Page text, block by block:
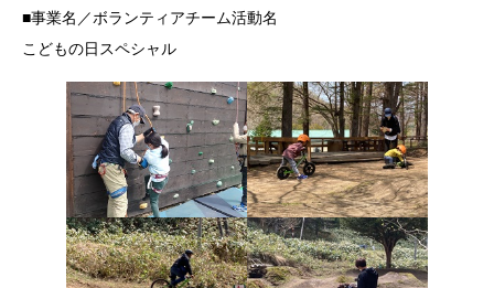
■事業名／ボランティアチーム活動名
こどもの日スペシャル